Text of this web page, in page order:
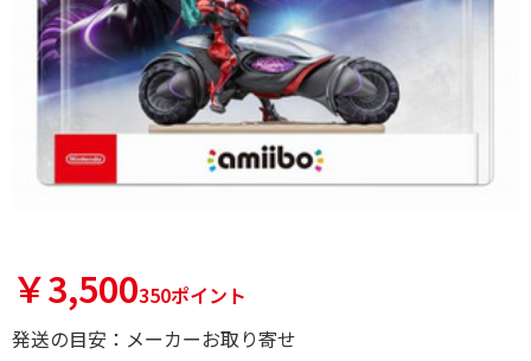
￥3,500350ポイント
発送の目安：メーカーお取り寄せ